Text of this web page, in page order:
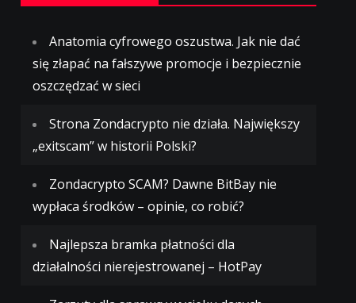
Anatomia cyfrowego oszustwa. Jak nie dać
się złapać na fałszywe promocje i bezpiecznie
oszczędzać w sieci
Strona Zondacrypto nie działa. Największy
„exitscam” w historii Polski?
Zondacrypto SCAM? Dawne BitBay nie
wypłaca środków – opinie, co robić?
Najlepsza bramka płatności dla
działalności nierejestrowanej – HotPay